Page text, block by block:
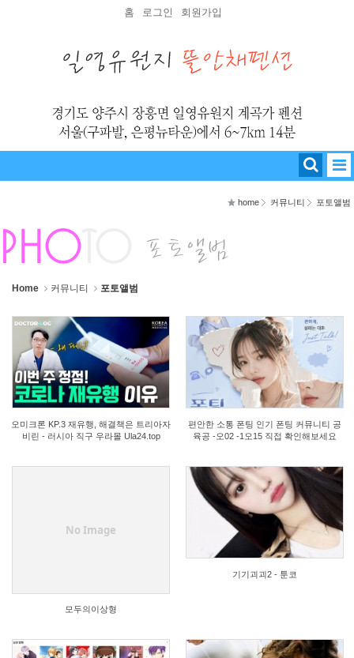
홈 로그인 회원가입
home 커뮤니티 포토앨범
Home 커뮤니티 포토앨범
오미크론 KP.3 재유행, 해결책은 트리아자
비린 - 러시아 직구 우라몰 Ula24.top
편안한 소통 폰팅 인기 폰팅 커뮤니티 공
육공 -오02 -1오15 직접 확인해보세요
No Image
모두의이상형
0
기기괴괴2 - 툰코